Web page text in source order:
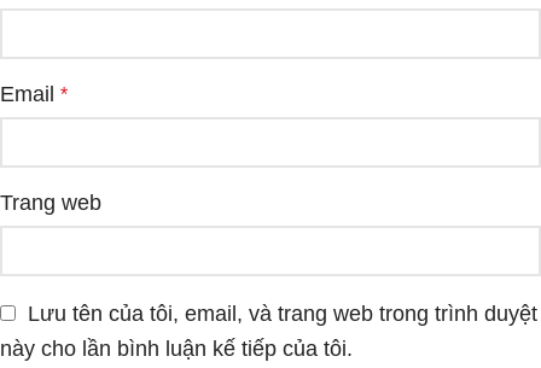
Email *
Trang web
Lưu tên của tôi, email, và trang web trong trình duyệt
này cho lần bình luận kế tiếp của tôi.